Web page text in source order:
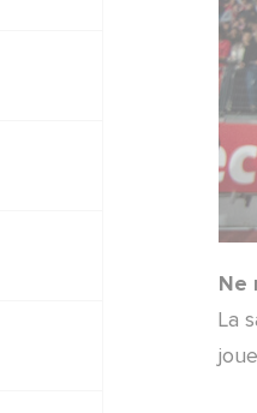
Ne
La